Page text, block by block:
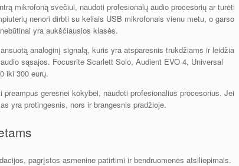
mikrofoną svečiui, naudoti profesionalų audio procesorių ar turėti
nenori dirbti su keliais USB mikrofonais vienu metu, o garso
yra aukščiausios klasės.
analoginį signalą, kuris yra atsparesnis trukdžiams ir leidžia
sąsajos. Focusrite Scarlett Solo, Audient EVO 4, Universal
iki 300 eurų.
geresnei kokybei, naudoti profesionalius procesorius. Jei
yra protingesnis, nors ir brangesnis pradžioje.
pagrįstos asmenine patirtimi ir bendruomenės atsiliepimais.